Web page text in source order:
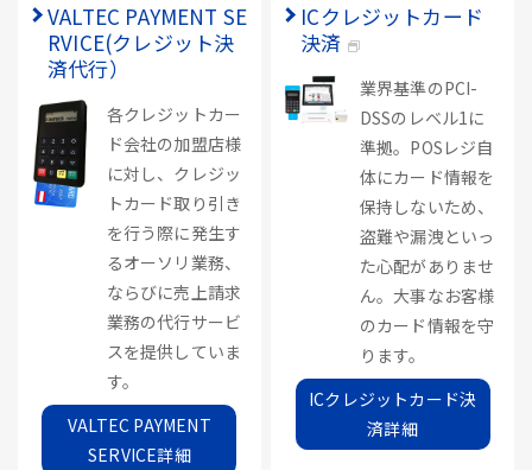
VALTEC PAYMENT SE
RVICE(クレジット決
済代行）
各クレジットカー
ド会社の加盟店様
に対し、クレジッ
トカード取り引き
を行う際に発生す
るオーソリ業務、
ならびに売上請求
業務の代行サービ
スを提供していま
す。
VALTEC PAYMENT
SERVICE詳細
ICクレジットカード
決済
業界基準のPCI-
DSSのレベル1に
準拠。POSレジ自
体にカード情報を
保持しないため、
盗難や漏洩といっ
た心配がありませ
ん。大事なお客様
のカード情報を守
ります。
ICクレジットカード決
済詳細